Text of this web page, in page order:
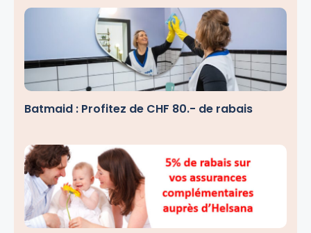
Batmaid : Profitez de CHF 80.- de rabais